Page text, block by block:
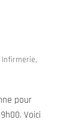
Infirmerie,
pour
Voici